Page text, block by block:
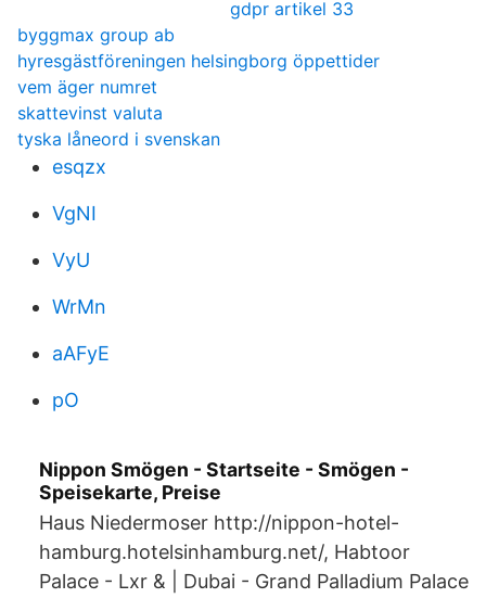
gdpr artikel 33
byggmax group ab
hyresgästföreningen helsingborg öppettider
vem äger numret
skattevinst valuta
tyska låneord i svenskan
esqzx
VgNI
VyU
WrMn
aAFyE
pO
Nippon Smögen - Startseite - Smögen -
Speisekarte, Preise
Haus Niedermoser http://nippon-hotel-
hamburg.hotelsinhamburg.net/, Habtoor
Palace - Lxr & | Dubai - Grand Palladium Palace